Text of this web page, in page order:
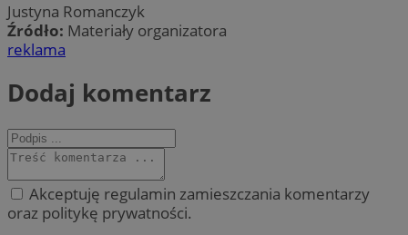
Justyna Romanczyk
Źródło: Materiały organizatora
reklama
Dodaj komentarz
Akceptuję regulamin zamieszczania komentarzy
oraz politykę prywatności.